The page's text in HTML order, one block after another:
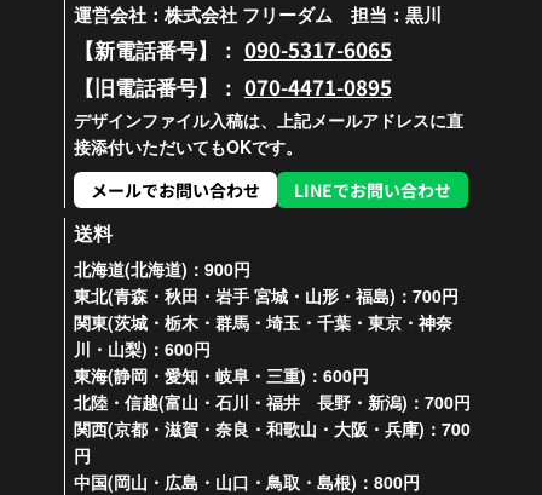
運営会社：株式会社 フリーダム 担当：黒川
【新電話番号】： 090-5317-6065
【旧電話番号】： 070-4471-0895
デザインファイル入稿は、上記メールアドレスに直
接添付いただいてもOKです。
メールでお問い合わせ
LINEでお問い合わせ
送料
北海道(北海道)：900円
東北(青森・秋田・岩手 宮城・山形・福島)：700円
関東(茨城・栃木・群馬・埼玉・千葉・東京・神奈
川・山梨)：600円
東海(静岡・愛知・岐阜・三重)：600円
北陸・信越(富山・石川・福井 長野・新潟)：700円
関西(京都・滋賀・奈良・和歌山・大阪・兵庫)：700
円
中国(岡山・広島・山口・鳥取・島根)：800円